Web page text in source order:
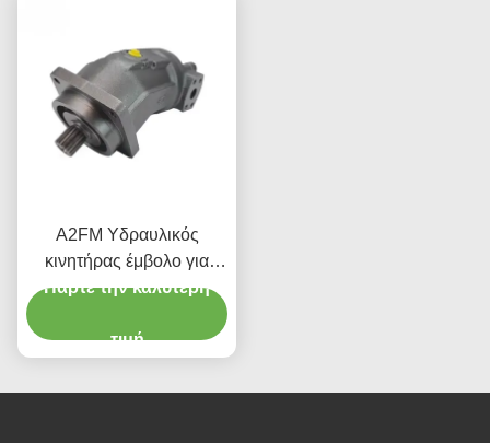
A2FM Υδραυλικός
κινητήρας έμβολο για
κινητά γερανά 400 bar
Πάρτε την καλύτερη
τιμή